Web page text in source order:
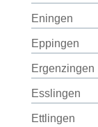
Eningen
Eppingen
Ergenzingen
Esslingen
Ettlingen